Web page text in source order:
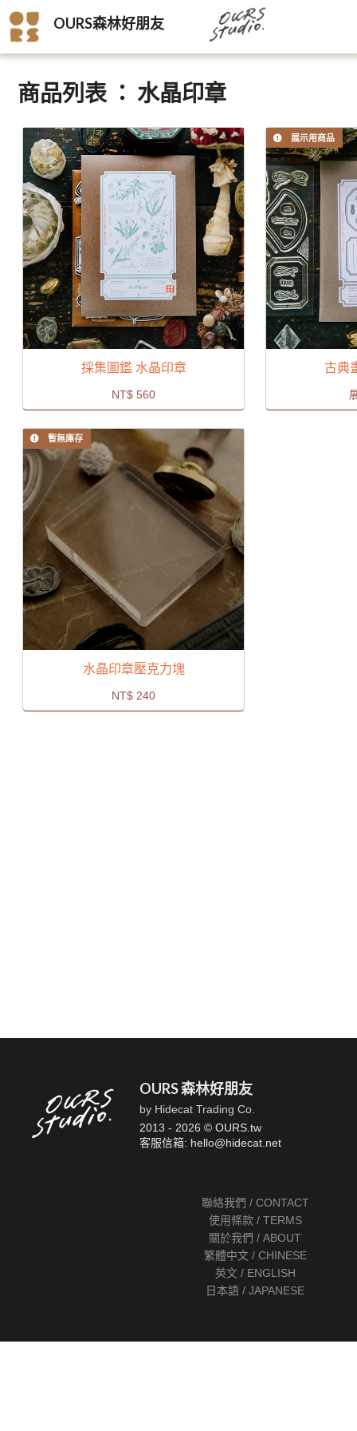
OURS森林好朋友
商品列表 ： 水晶印章
採集圖鑑 水晶印章
NT$ 560
展示用商品
古典
暫無庫存
水晶印章壓克力塊
NT$ 240
OURS 森林好朋友
by Hidecat Trading Co.
2013 - 2026 © OURS.tw
客服信箱: hello@hidecat.net
聯絡我們 / CONTACT
使用條款 / TERMS
關於我們 / ABOUT
繁體中文 / CHINESE
英文 / ENGLISH
日本語 / JAPANESE